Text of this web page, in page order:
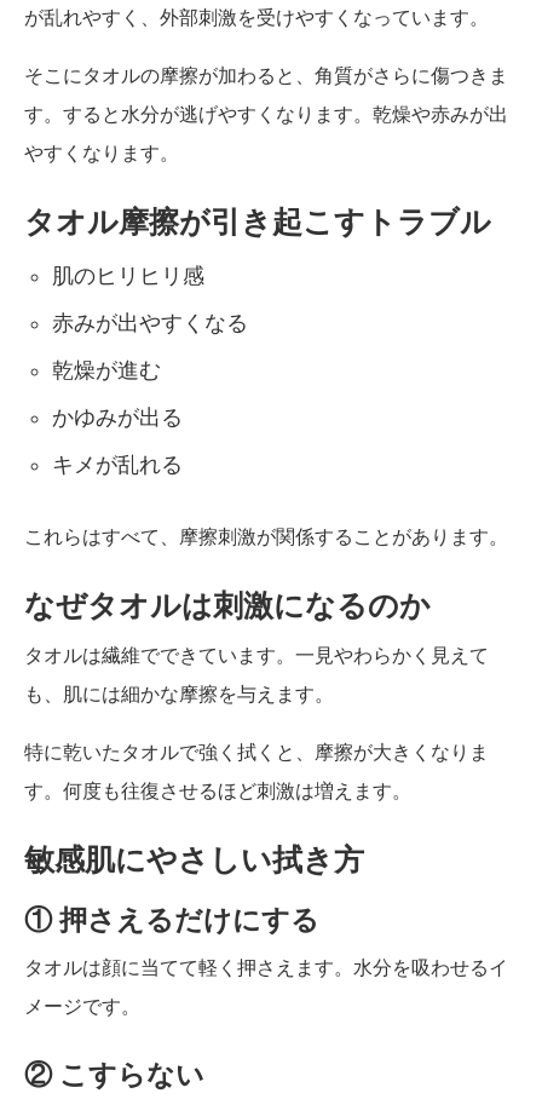
が乱れやすく、外部刺激を受けやすくなっています。
そこにタオルの摩擦が加わると、角質がさらに傷つきま
す。すると水分が逃げやすくなります。乾燥や赤みが出
やすくなります。
タオル摩擦が引き起こすトラブル
肌のヒリヒリ感
赤みが出やすくなる
乾燥が進む
かゆみが出る
キメが乱れる
これらはすべて、摩擦刺激が関係することがあります。
なぜタオルは刺激になるのか
タオルは繊維でできています。一見やわらかく見えて
も、肌には細かな摩擦を与えます。
特に乾いたタオルで強く拭くと、摩擦が大きくなりま
す。何度も往復させるほど刺激は増えます。
敏感肌にやさしい拭き方
① 押さえるだけにする
タオルは顔に当てて軽く押さえます。水分を吸わせるイ
メージです。
② こすらない